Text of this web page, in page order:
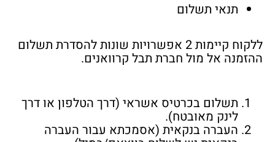
תנאי תשלום
ללקוח קיימות 2 אפשרויות שונות להסדרת תשלום
ההזמנה אל מול חברת תבל קרוואנים.
תשלום בכרטיס אשראי (דרך הטלפון או דרך
לינק מאובטח).
העברה בנקאית (אסמכתא עבור העברה